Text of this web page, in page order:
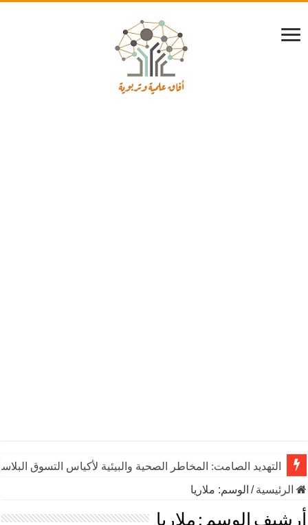
التهديد الصامت: المخاطر الصحية والبيئية لأكياس التسوق
الرئيسية/ الوسم: ملاريا
أرشيف الوسم : ملاريا